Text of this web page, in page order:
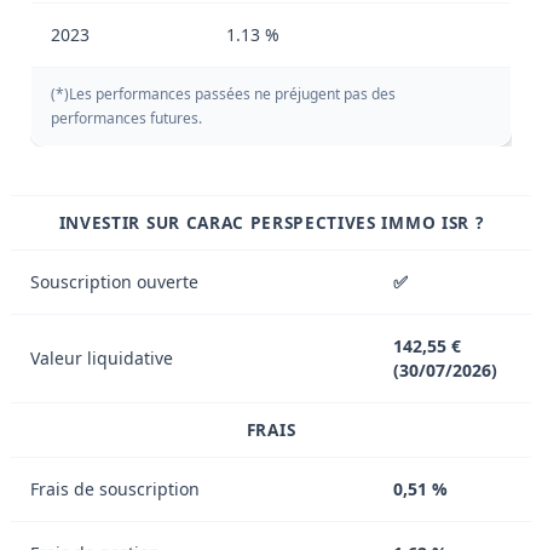
2023 1.13 %
(*)Les performances passées ne préjugent pas des
performances futures.
INVESTIR SUR CARAC PERSPECTIVES IMMO ISR ?
Souscription ouverte ✅
Valeur liquidative
142,55 €
(30/07/2026)
FRAIS
Frais de souscription 0,51 %